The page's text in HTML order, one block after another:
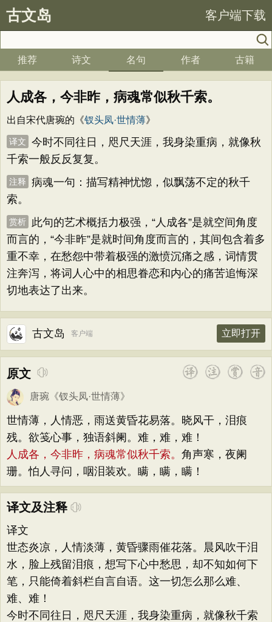
古文岛 客户端下载
推荐 诗文 名句 作者 古籍
人成各，今非昨，病魂常似秋千索。
出自宋代唐琬的《钗头凤·世情薄》
译文
今时不同往日，咫尺天涯，我身染重病，就像秋
千索一般反反复复。
注释
病魂一句：描写精神忧惚，似飘荡不定的秋千
索。
赏析
此句的艺术概括力极强，“人成各”是就空间角度
而言的，“今非昨”是就时间角度而言的，其间包含着多
重不幸，在愁怨中带着极强的激愤沉痛之感，词情贯
注奔泻，将词人心中的相思眷恋和内心的痛苦追悔深
切地表达了出来。
古文岛 客户端 立即打开
原文
唐琬 《钗头凤·世情薄》
世情薄，人情恶，雨送黄昏花易落。晓风干，泪痕
残。欲笺心事，独语斜阑。难，难，难！
人成各，今非昨，病魂常似秋千索。 角声寒，夜阑
珊。怕人寻问，咽泪装欢。瞒，瞒，瞒！
译文及注释
译文
世态炎凉，人情淡薄，黄昏骤雨催花落。晨风吹干泪
水，脸上残留泪痕，想写下心中愁思，却不知如何下
笔，只能倚着斜栏自言自语。这一切怎么那么难、
难、难！
今时不同往日，咫尺天涯，我身染重病，就像秋千索